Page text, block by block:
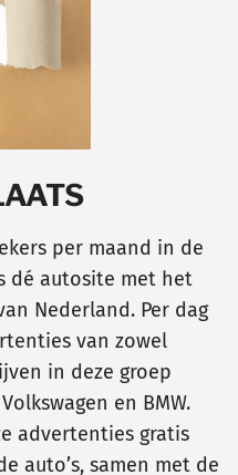
per maand in de
dé autosite met het
Nederland. Per dag
van zowel
in deze groep
en BMW.
advertenties gratis
auto’s, samen met de